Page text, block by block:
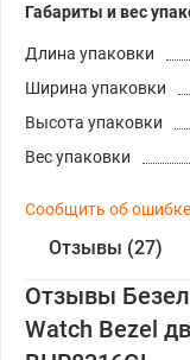
Габариты и вес
Длина упаковки
Ширина упаковки
Высота упаковки
Вес упаковки
Сообщить об ошибке
Отзывы (27)
Отзывы
Watch Bezel